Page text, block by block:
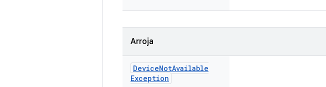
Arroja
DeviceNotAvailable
Exception